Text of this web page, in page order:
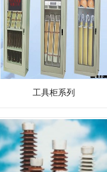
工具柜系列